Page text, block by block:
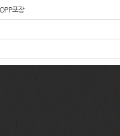
포장